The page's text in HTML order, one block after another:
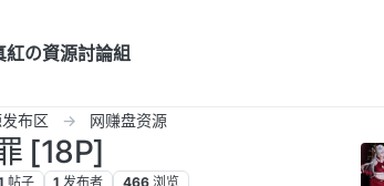
紅の資源討論組
布区 网赚盘资源
[18P]
帖子 1 发布者 466 浏览